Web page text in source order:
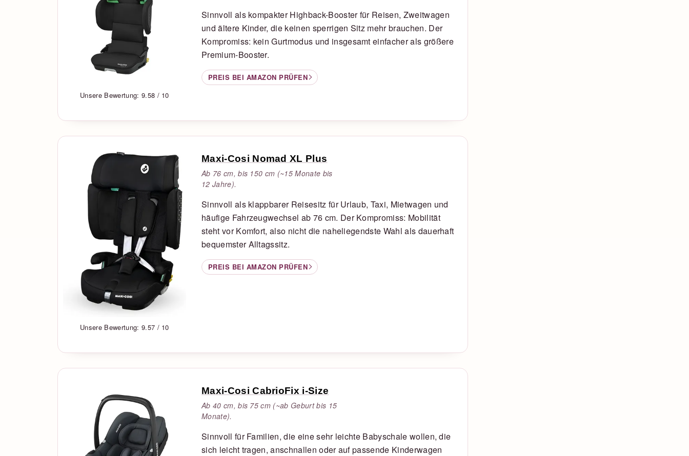
Unsere Bewertung: 9.58 / 10
Sinnvoll als kompakter Highback-Booster für Reisen, Zweitwagen
und ältere Kinder, die keinen sperrigen Sitz mehr brauchen. Der
Kompromiss: kein Gurtmodus und insgesamt einfacher als größere
Premium-Booster.
PREIS BEI AMAZON PRÜFEN
Unsere Bewertung: 9.57 / 10
Maxi-Cosi Nomad XL Plus
Ab 76 cm, bis 150 cm (~15 Monate bis
12 Jahre).
Sinnvoll als klappbarer Reisesitz für Urlaub, Taxi, Mietwagen und
häufige Fahrzeugwechsel ab 76 cm. Der Kompromiss: Mobilität
steht vor Komfort, also nicht die naheliegendste Wahl als dauerhaft
bequemster Alltagssitz.
PREIS BEI AMAZON PRÜFEN
Maxi-Cosi CabrioFix i-Size
Ab 40 cm, bis 75 cm (~ab Geburt bis 15
Monate).
Sinnvoll für Familien, die eine sehr leichte Babyschale wollen, die
sich leicht tragen, anschnallen oder auf passende Kinderwagen